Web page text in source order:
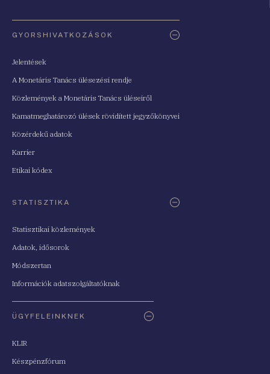
GYORSHIVATKOZÁSOK
Jelentések
A Monetáris Tanács ülésezési rendje
Közlemények a Monetáris Tanács üléseiről
Kamatmeghatározó ülések rövidített jegyzőkönyvei
Közérdekű adatok
Karrier
Etikai kódex
STATISZTIKA
Statisztikai közlemények
Adatok, idősorok
Módszertan
Információk adatszolgáltatóknak
ÜGYFELEINKNEK
KLIR
Készpénzfórum